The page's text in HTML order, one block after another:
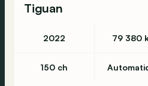
Tiguan
2022 79 380
150 ch